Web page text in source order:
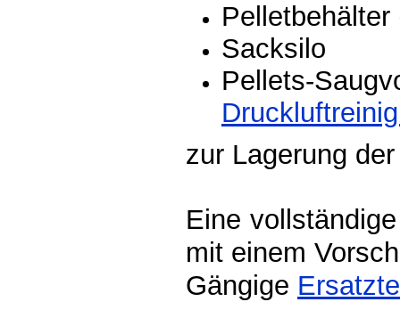
Sacksilo
Pellets-
zur Lagerung
Eine
mit einem
Gängige